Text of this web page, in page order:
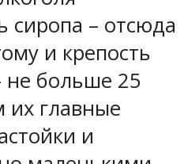
сиропа – отсюда
и крепость
не больше 25
их главные
и